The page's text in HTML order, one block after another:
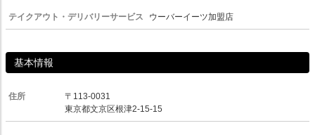
テイクアウト・デリバリーサービス ウーバーイーツ加盟店
基本情報
住所
〒113-0031
東京都文京区根津2-15-15